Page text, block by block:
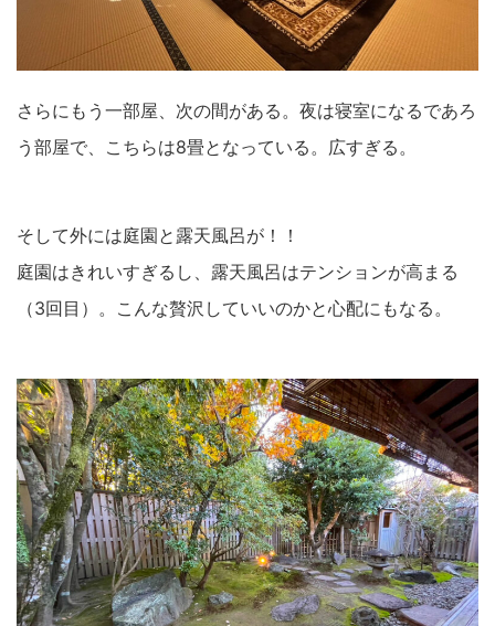
さらにもう一部屋、次の間がある。夜は寝室になるであろ
う部屋で、こちらは8畳となっている。広すぎる。
そして外には庭園と露天風呂が！！
庭園はきれいすぎるし、露天風呂はテンションが高まる
（3回目）。こんな贅沢していいのかと心配にもなる。